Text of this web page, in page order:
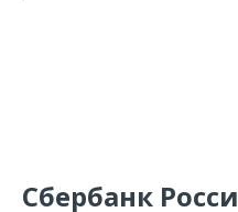
Сбербанк